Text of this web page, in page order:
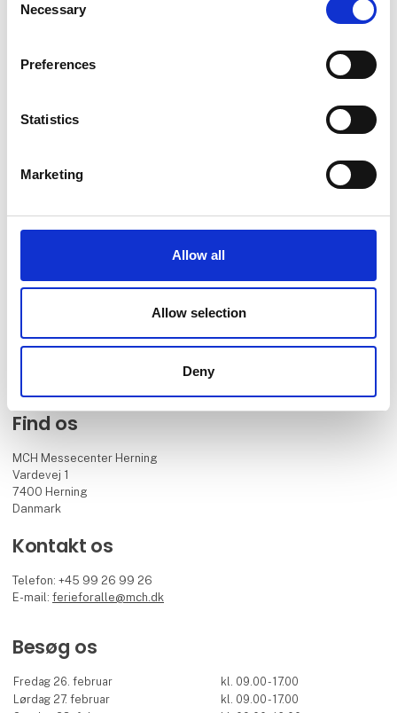
Selection
Necessary
Preferences
Statistics
Marketing
Allow all
Allow selection
Deny
Ferie for Alle er Skandinaviens største inspirationskilde for nye og
spændende ferieoplevelser. Få inspiration fra de 1000+ udstillere,
designe din helt egen drømmeferie, hvad enten den skal holdes i
under sydens sol eller på eksotiske destinationer.
Find os
MCH Messecenter Herning
Vardevej 1
7400 Herning
Danmark
Kontakt os
Telefon: +45 99 26 99 26
E-mail:ferieforalle@mch.dk
Besøg os
Fredag 26. februar
kl. 09.00 - 17.00
Lørdag 27. februar
kl. 09.00 - 17.00